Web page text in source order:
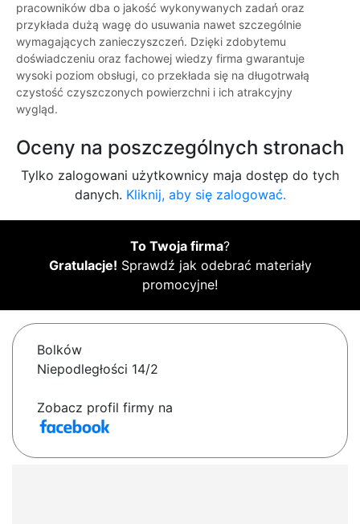
pracowników dba o jakość wykonywanych zadań oraz
przykłada dużą wagę do usuwania nawet szczególnie
wymagających zanieczyszczeń. Dzięki zdobytemu
doświadczeniu oraz fachowej wiedzy firma gwarantuje
wysoki poziom obsługi, co przekłada się na długotrwałą
czystość czyszczonych powierzchni i ich atrakcyjny
wygląd.
Oceny na poszczególnych stronach
Tylko zalogowani użytkownicy maja dostęp do tych
danych. Kliknij, aby się zalogować.
To Twoja firma?
Gratulacje! Sprawdź jak odebrać materiały
promocyjne!
Bolków
Niepodległości 14/2
Zobacz profil firmy na